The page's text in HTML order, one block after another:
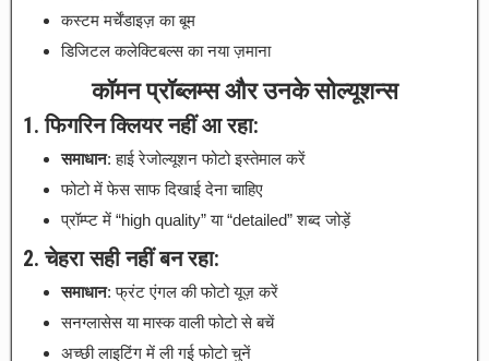
कस्टम मर्चेंडाइज़ का बूम
डिजिटल कलेक्टिबल्स का नया ज़माना
कॉमन प्रॉब्लम्स और उनके सोल्यूशन्स
1. फिगरिन क्लियर नहीं आ रहा:
समाधान: हाई रेजोल्यूशन फोटो इस्तेमाल करें
फोटो में फेस साफ दिखाई देना चाहिए
प्रॉम्प्ट में “high quality” या “detailed” शब्द जोड़ें
2. चेहरा सही नहीं बन रहा:
समाधान: फ्रंट एंगल की फोटो यूज़ करें
सनग्लासेस या मास्क वाली फोटो से बचें
अच्छी लाइटिंग में ली गई फोटो चुनें